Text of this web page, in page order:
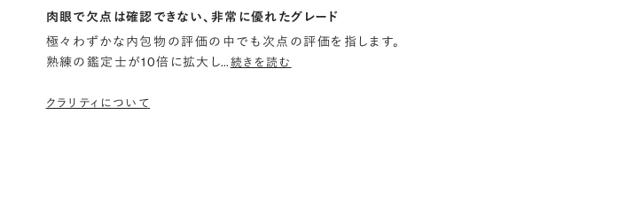
肉眼で欠点は確認できない、非常に優れたグレード
極々わずかな内包物の評価の中でも次点の評価を指します。
熟練の鑑定士が10倍に拡大し…続きを読む
クラリティについて